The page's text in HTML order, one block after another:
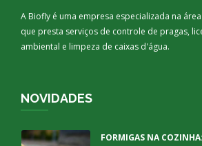
A Biofly é uma empresa especializada na
que presta serviços de controle de pragas,
ambiental e limpeza de caixas d'água.
NOVIDADES
FORMIGAS NA